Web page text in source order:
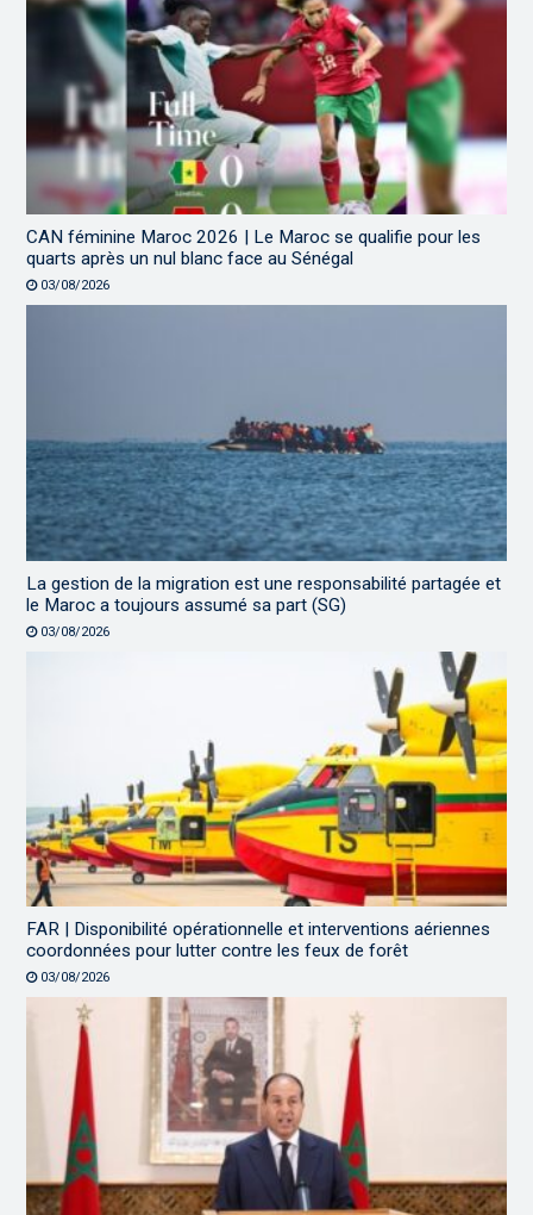
CAN féminine Maroc 2026 | Le Maroc se qualifie pour les
quarts après un nul blanc face au Sénégal
03/08/2026
La gestion de la migration est une responsabilité partagée et
le Maroc a toujours assumé sa part (SG)
03/08/2026
FAR | Disponibilité opérationnelle et interventions aériennes
coordonnées pour lutter contre les feux de forêt
03/08/2026